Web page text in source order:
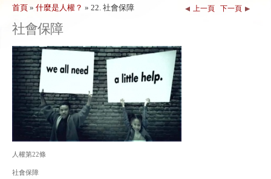
表揚與肯定
背書
教育人士計畫案
計畫執行
團體
競賽
人權侵害
聯絡
首頁 » 什麼是人權？ » 22. 社會保障 上一頁 下一頁
社會保障
人權第22條
社會保障